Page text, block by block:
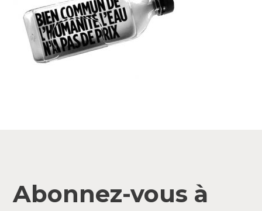
Abonnez-vous à